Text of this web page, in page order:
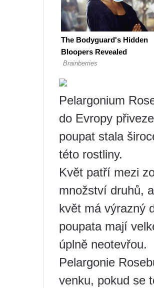
Pelargonium
do Evropy
poupat stala
této rostliny.
Květ patří mezi
množství druhů,
květ má výrazný
poupata mají
úplně neotevřou.
Pelargonie
venku, pokud se